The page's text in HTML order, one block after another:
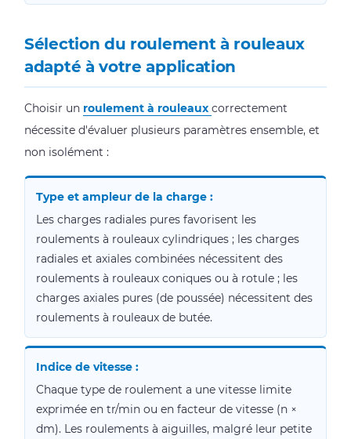
Sélection du roulement à rouleaux
adapté à votre application
Choisir un roulement à rouleaux correctement
nécessite d'évaluer plusieurs paramètres ensemble, et
non isolément :
Type et ampleur de la charge :
Les charges radiales pures favorisent les
roulements à rouleaux cylindriques ; les charges
radiales et axiales combinées nécessitent des
roulements à rouleaux coniques ou à rotule ; les
charges axiales pures (de poussée) nécessitent des
roulements à rouleaux de butée.
Indice de vitesse :
Chaque type de roulement a une vitesse limite
exprimée en tr/min ou en facteur de vitesse (n ×
dm). Les roulements à aiguilles, malgré leur petite